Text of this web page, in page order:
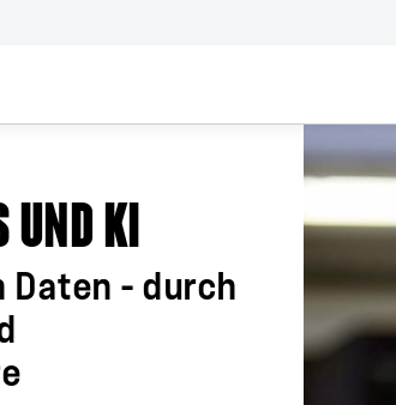
KI
Daten – durch